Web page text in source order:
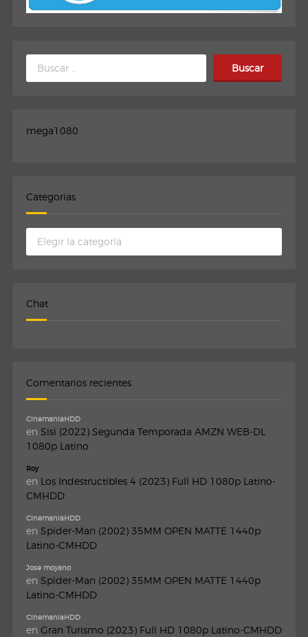
Buscar:
mega1080
Categorias
Categorias
Chat
Comentarios recientes
CinemaniaHDD
en Sisi (2022) Segunda Temporada AMZN WEB-DL
1080p Latino
Roy
en Los Indestructibles 4 (2023) Full HD 1080p Latino-
CMHDD
CinemaniaHDD
en Spider-Man (2002) 35MM OPEN MATTE 1440p
Latino-CMHDD
Jose moyano
en Spider-Man (2002) 35MM OPEN MATTE 1440p
Latino-CMHDD
CinemaniaHDD
en Gran Turismo (2023) Full HD 1080p Latino-CMHDD